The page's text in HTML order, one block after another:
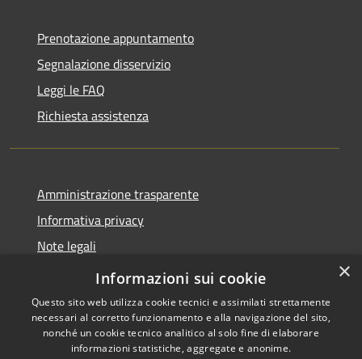
Prenotazione appuntamento
Segnalazione disservizio
Leggi le FAQ
Richiesta assistenza
Amministrazione trasparente
Informativa privacy
Note legali
Dichiarazione di accessibilità
Copyright © 2026 • Comune di
×
Informazioni sui cookie
Questo sito web utilizza cookie tecnici e assimilati strettamente
necessari al corretto funzionamento e alla navigazione del sito,
nonché un cookie tecnico analitico al solo fine di elaborare
informazioni statistiche, aggregate e anonime.